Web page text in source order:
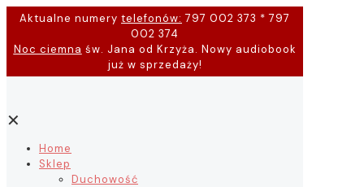
Aktualne numery telefonów: 797 002 373 * 797
002 374
Noc ciemna św. Jana od Krzyża. Nowy audiobook
już w sprzedaży!
✕
Home
Sklep
Duchowość